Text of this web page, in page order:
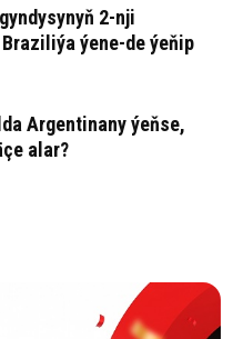
2-nji
ýene-de ýeňip
Argentinany ýeňse,
alar?